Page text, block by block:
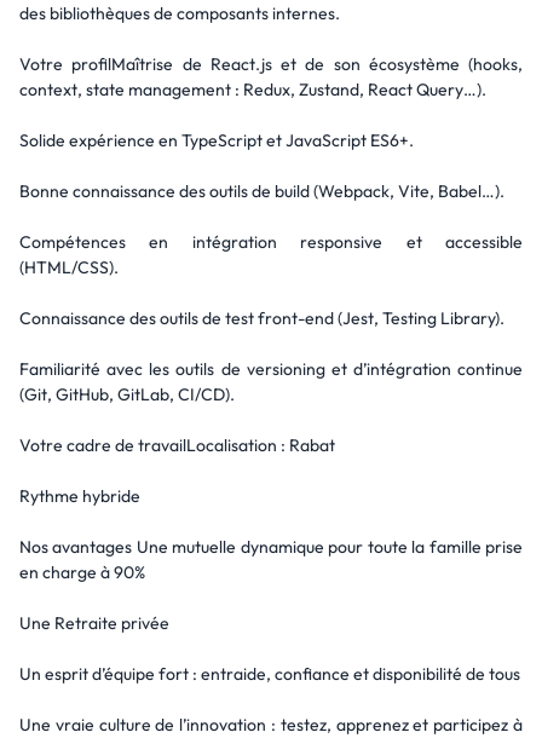
des bibliothèques de composants internes.
Votre profilMaîtrise de React.js et de son écosystème (hooks,
context, state management : Redux, Zustand, React Query…).
Solide expérience en TypeScript et JavaScript ES6+.
Bonne connaissance des outils de build (Webpack, Vite, Babel…).
Compétences en intégration responsive et accessible
(HTML/CSS).
Connaissance des outils de test front-end (Jest, Testing Library).
Familiarité avec les outils de versioning et d’intégration continue
(Git, GitHub, GitLab, CI/CD).
Votre cadre de travailLocalisation : Rabat
Rythme hybride
Nos avantages Une mutuelle dynamique pour toute la famille prise
en charge à 90%
Une Retraite privée
Un esprit d’équipe fort : entraide, confiance et disponibilité de tous
Une vraie culture de l’innovation : testez, apprenez et participez à